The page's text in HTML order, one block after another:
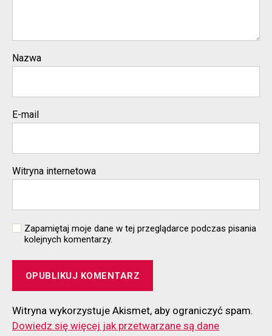
Nazwa
E-mail
Witryna internetowa
Zapamiętaj moje dane w tej przeglądarce podczas pisania
kolejnych komentarzy.
Witryna wykorzystuje Akismet, aby ograniczyć spam.
Dowiedz się więcej jak przetwarzane są dane